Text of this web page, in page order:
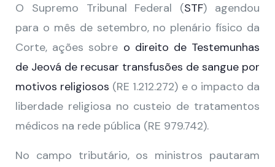
O Supremo Tribunal Federal (STF) agendou
para o mês de setembro, no plenário físico da
Corte, ações sobre o direito de Testemunhas
de Jeová de recusar transfusões de sangue por
motivos religiosos (RE 1.212.272) e o impacto da
liberdade religiosa no custeio de tratamentos
médicos na rede pública (RE 979.742).
No campo tributário, os ministros pautaram